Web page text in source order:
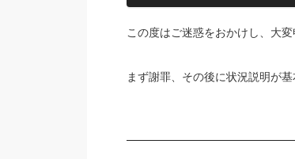
この度はご迷惑をおかけし、大変
まず謝罪、その後に状況説明が基